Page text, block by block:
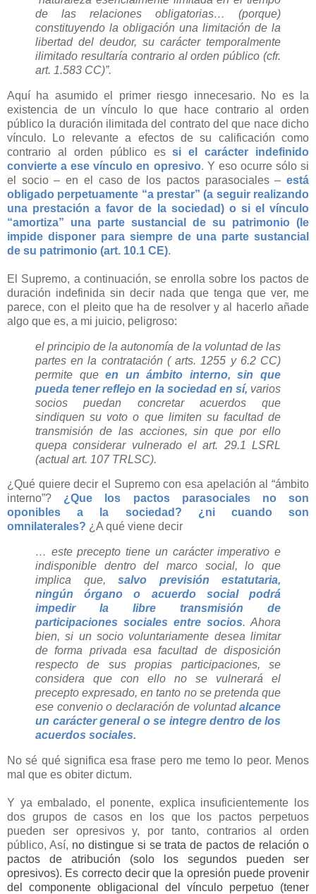
de las relaciones obligatorias… (porque)
constituyendo la obligación una limitación de la
libertad del deudor, su carácter temporalmente
ilimitado resultaría contrario al orden público (cfr.
art. 1.583 CC)”.
Aquí ha asumido el primer riesgo innecesario. No es la
existencia de un vínculo lo que hace contrario al orden
público la duración ilimitada del contrato del que nace dicho
vínculo. Lo relevante a efectos de su calificación como
contrario al orden público es si el carácter indefinido
convierte a ese vínculo en opresivo. Y eso ocurre sólo si
el socio – en el caso de los pactos parasociales – está
obligado perpetuamente “a prestar” (a seguir realizando
una prestación a favor de la sociedad) o si el vínculo
“amortiza” una parte sustancial de su patrimonio (le
impide disponer para siempre de una parte sustancial
de su patrimonio (art. 10.1 CE).
El Supremo, a continuación, se enrolla sobre los pactos de
duración indefinida sin decir nada que tenga que ver, me
parece, con el pleito que ha de resolver y al hacerlo añade
algo que es, a mi juicio, peligroso:
el principio de la autonomía de la voluntad de las
partes en la contratación ( arts. 1255 y 6.2 CC)
permite queen un ámbito interno, sin que
pueda tener reflejo en la sociedad en sí, varios
socios puedan concretar acuerdos que
sindiquen su voto o que limiten su facultad de
transmisión de las acciones, sin que por ello
quepa considerar vulnerado el art. 29.1 LSRL
(actual art. 107 TRLSC).
¿Qué quiere decir el Supremo con esa apelación al “ámbito
interno”? ¿Que los pactos parasociales no son
oponibles a la sociedad? ¿ni cuando son
omnilaterales? ¿A qué viene decir
… este precepto tiene un carácter imperativo e
indisponible dentro del marco social, lo que
implica que, salvo previsión estatutaria,
ningún órgano o acuerdo social podrá
impedir la libre transmisión de
participaciones sociales entre socios. Ahora
bien, si un socio voluntariamente desea limitar
de forma privada esa facultad de disposición
respecto de sus propias participaciones, se
considera que con ello no se vulnerará el
precepto expresado, en tanto no se pretenda que
ese convenio o declaración de voluntadalcance
un carácter general o se integre dentro de los
acuerdos sociales.
No sé qué significa esa frase pero me temo lo peor. Menos
mal que es obiter dictum.
Y ya embalado, el ponente, explica insuficientemente los
dos grupos de casos en los que los pactos perpetuos
pueden ser opresivos y, por tanto, contrarios al orden
público, Así, no distingue si se trata de pactos de relación o
pactos de atribución (solo los segundos pueden ser
opresivos). Es correcto decir que la opresión puede provenir
del componente obligacional del vínculo perpetuo (tener